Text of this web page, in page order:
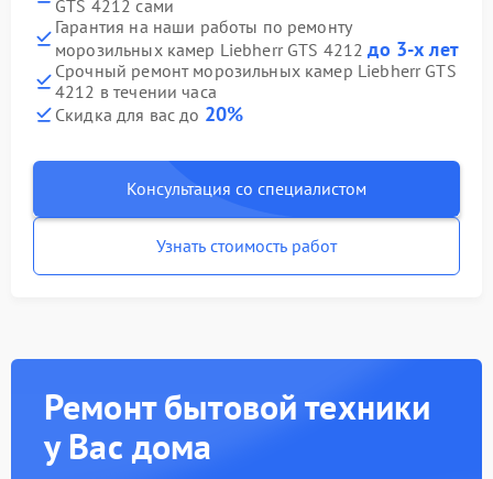
GTS 4212 сами
Гарантия на наши работы по ремонту
морозильных камер Liebherr GTS 4212до 3-х лет
Срочный ремонт морозильных камер Liebherr GTS
4212 в течении часа
Скидка для вас до 20%
Консультация со специалистом
Узнать стоимость работ
Ремонт бытовой техники
у Вас дома